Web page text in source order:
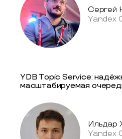
Сергей
Yandex
YDB Topic Service:
масштабируемая
Ильдар
Yandex